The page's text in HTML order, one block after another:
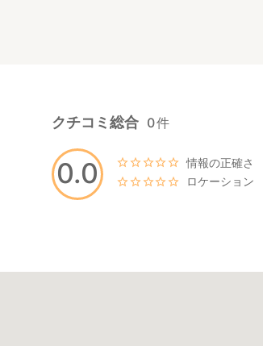
0.0
クチコミ総合 0件
情報の正確さ
ロケーション